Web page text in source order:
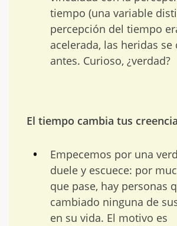
tiempo (una variable
percepción del tiempo
acelerada, las heridas se
antes. Curioso, ¿verdad?
El tiempo cambia tus
Empecemos por una
duele y escuece: por
que pase, hay personas
cambiado ninguna de
en su vida. El motivo es